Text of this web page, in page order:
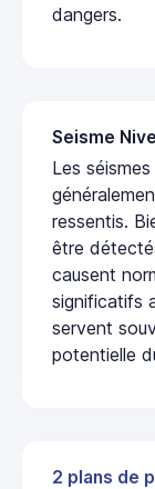
dangers.
Seisme
Les
ressentis.
être
causent
significatifs
servent
potentielle
2 plans de